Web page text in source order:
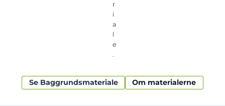
r
i
a
l
e
.
Se Baggrundsmateriale Om materialerne